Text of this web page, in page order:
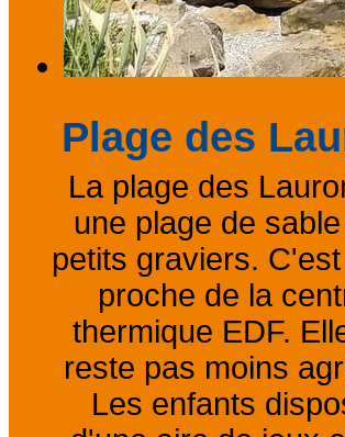
Plage des
La plage des
une plage de
petits graviers.
proche de la
thermique EDF.
reste pas moins
Les enfants